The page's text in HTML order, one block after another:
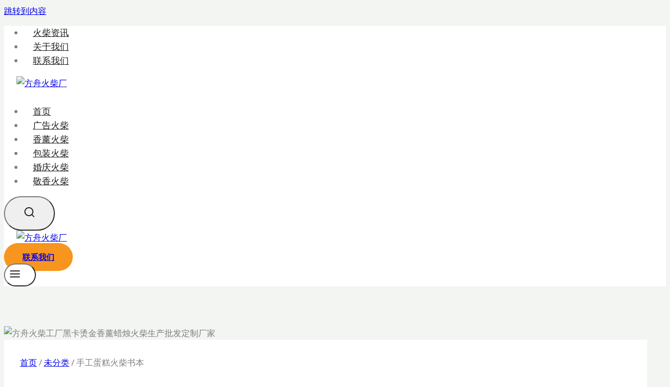
跳转到内容
火柴资讯
关于我们
联系我们
首页
广告火柴
香薰火柴
包装火柴
婚庆火柴
敬香火柴
联系我们
首页/未分类/手工蛋糕火柴书本